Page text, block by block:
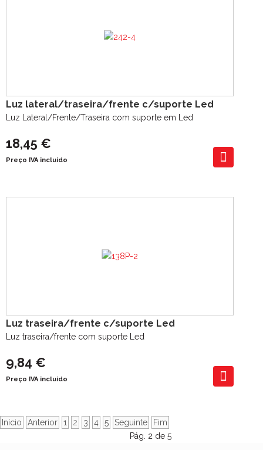
Luz lateral/traseira/frente c/suporte Led
Luz Lateral/Frente/Traseira com suporte em Led
18,45 €
Preço IVA incluído
Luz traseira/frente c/suporte Led
Luz traseira/frente com suporte Led
9,84 €
Preço IVA incluído
Início Anterior 1 2 3 4 5 Seguinte
Fim
Pág. 2 de 5